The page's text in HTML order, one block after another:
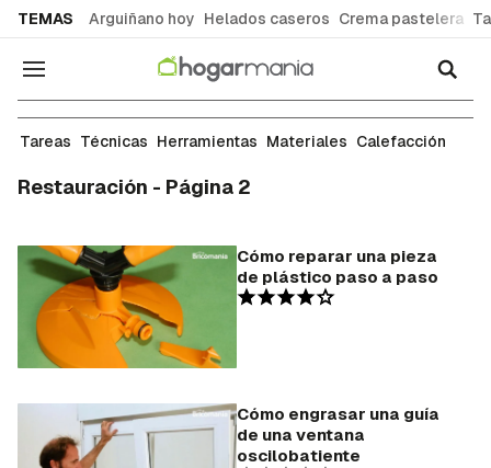
TEMAS Arguiñano hoy Helados caseros Crema pastelera
Navegación
Tareas Técnicas Herramientas Materiales Calefacción
Restauración - Página 2
Cómo reparar una pieza
de plástico paso a paso
Cómo engrasar una guía
de una ventana
oscilobatiente